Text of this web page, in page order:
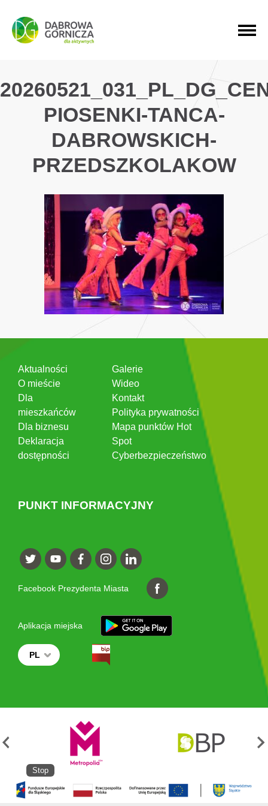
PRZEJDŹ DO MENU GŁÓWNEGO
PRZEJDŹ DO WYSZUKIWARKI
PRZEJDŹ DO TREŚCI
PIOSENKI-TANCA-
DABROWSKICH-
PRZEDSZKOLAKOW
Aktualności
O mieście
Dla
mieszkańców
Dla biznesu
Deklaracja
dostępności
Galerie
Wideo
Kontakt
Polityka prywatności
Mapa punktów Hot
Spot
Cyberbezpieczeństwo
PUNKT INFORMACYJNY
Facebook Prezydenta Miasta
Aplikacja miejska
PL
Stop